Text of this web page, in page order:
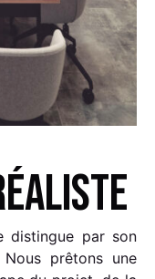
distingue par son
prêtons une